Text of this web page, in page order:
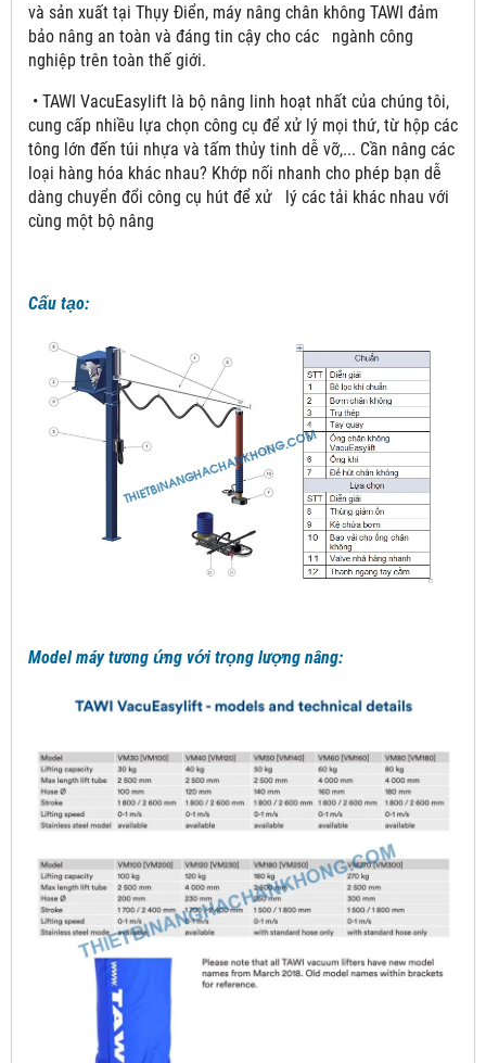
và sản xuất tại Thụy Điển, máy nâng chân không TAWI đảm
bảo nâng an toàn và đáng tin cậy cho các ngành công
nghiệp trên toàn thế giới.
• TAWI VacuEasylift là bộ nâng linh hoạt nhất của chúng tôi,
cung cấp nhiều lựa chọn công cụ để xử lý mọi thứ, từ hộp các
tông lớn đến túi nhựa và tấm thủy tinh dễ vỡ,... Cần nâng các
loại hàng hóa khác nhau? Khớp nối nhanh cho phép bạn dễ
dàng chuyển đổi công cụ hút để xử lý các tải khác nhau với
cùng một bộ nâng
Cấu tạo:
Model máy tương ứng với trọng lượng nâng: